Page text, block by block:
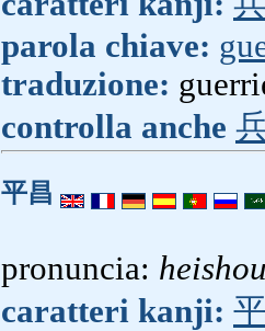
parola chiave:
traduzione:
controlla anche
平昌
pronuncia:
caratteri kanji: